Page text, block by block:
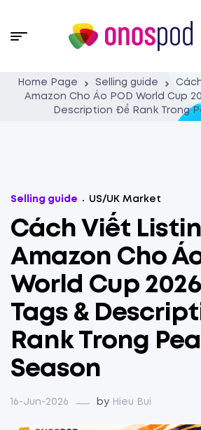
Home Page Selling guide
Amazon Cho Áo POD World Cup
Description Để Rank Trong
Selling guide US/UK Market
Cách Viết
Amazon Cho
World Cup
Tags &
Rank Trong
Season
16-Jun-2026 by Hieu Bui